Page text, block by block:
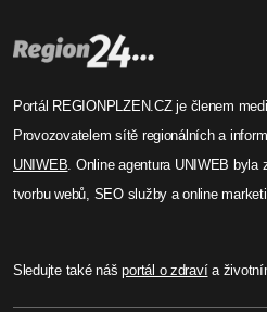
Portál REGIONPLZEN.CZ je členem
Provozovatelem sítě regionálních a
UNIWEB. Online agentura UNIWEB byla
tvorbu webů, SEO služby a online
Sledujte také nášportál o zdravía